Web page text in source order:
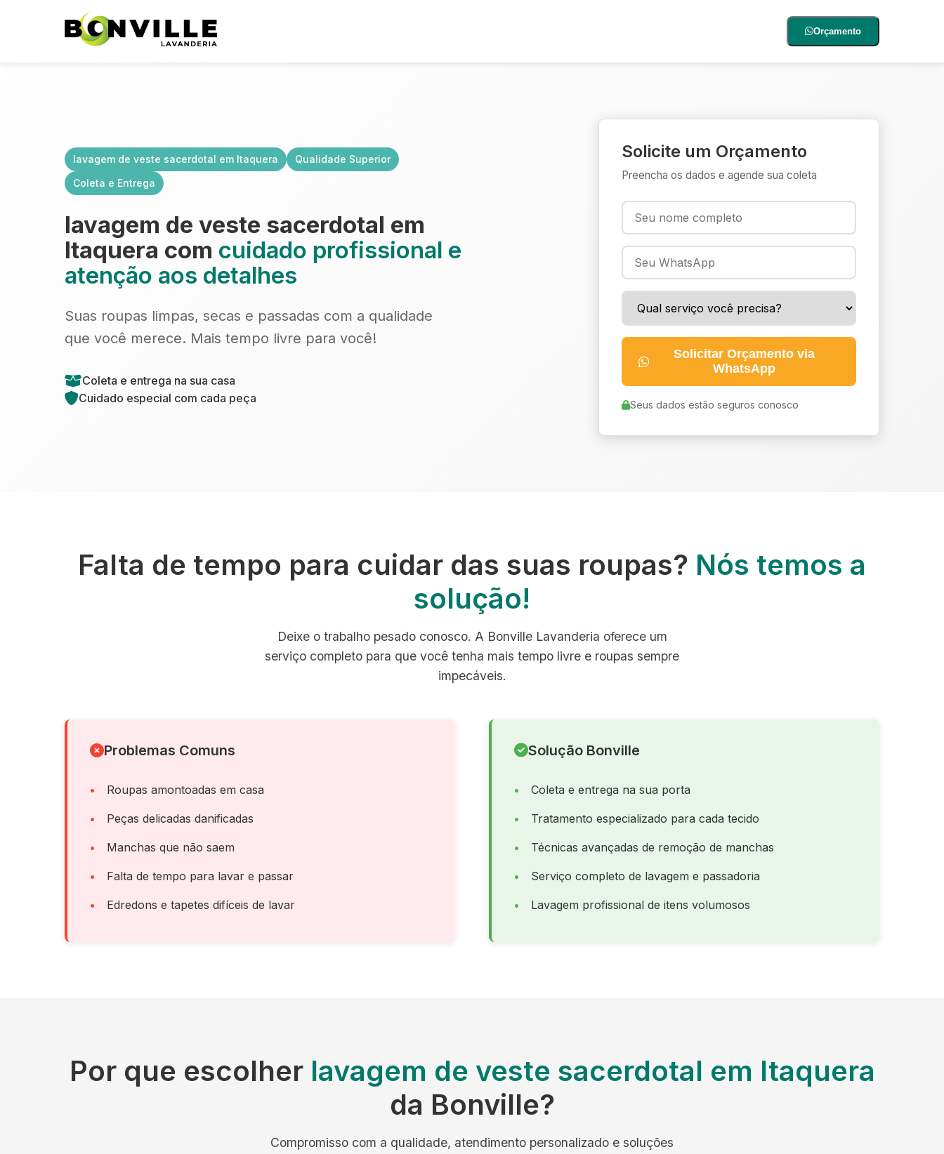
Orçamento
lavagem de veste sacerdotal em Itaquera
Qualidade Superior
Coleta e Entrega
lavagem de veste sacerdotal em
Itaquera com cuidado profissional e
atenção aos detalhes
Suas roupas limpas, secas e passadas com a qualidade
que você merece. Mais tempo livre para você!
Coleta e entrega na sua casa
Cuidado especial com cada peça
Solicite um Orçamento
Preencha os dados e agende sua coleta
Solicitar Orçamento via
WhatsApp
Seus dados estão seguros conosco
Falta de tempo para cuidar das suas roupas? Nós temos a
solução!
Deixe o trabalho pesado conosco. A Bonville Lavanderia oferece um
serviço completo para que você tenha mais tempo livre e roupas sempre
impecáveis.
Problemas Comuns
Roupas amontoadas em casa
Peças delicadas danificadas
Manchas que não saem
Falta de tempo para lavar e passar
Edredons e tapetes difíceis de lavar
Solução Bonville
Coleta e entrega na sua porta
Tratamento especializado para cada tecido
Técnicas avançadas de remoção de manchas
Serviço completo de lavagem e passadoria
Lavagem profissional de itens volumosos
Por que escolher lavagem de veste sacerdotal em Itaquera
da Bonville?
Compromisso com a qualidade, atendimento personalizado e soluções